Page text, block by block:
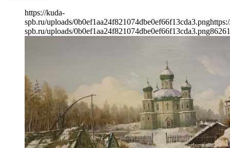
https://kuda-
spb.ru/uploads/0b0ef1aa24f821074dbe0ef66f13cda3.png
spb.ru/uploads/0b0ef1aa24f821074dbe0ef66f13cda3.png862